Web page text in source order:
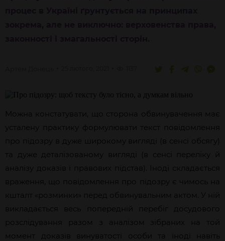
Можна констатувати, що сторона обвинувачення має
усталену практику формулювати текст повідомлення
про підозру в дуже широкому вигляді (в сенсі обсягу)
та дуже деталізованому вигляді (в сенсі переліку й
аналізу доказів і правових підстав). Іноді складається
враження, що повідомлення про підозру є чимось на
кшталт «розминки» перед обвинувальним актом. У ній
викладається весь попередній перебіг досудового
розслідування разом з аналізом зібраних на той
момент доказів винуватості особи та іноді навіть